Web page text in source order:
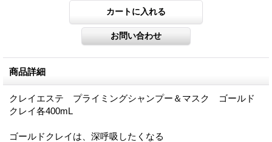
商品詳細
クレイエステ プライミングシャンプー＆マスク ゴールド
クレイ各400mL
ゴールドクレイは、深呼吸したくなる